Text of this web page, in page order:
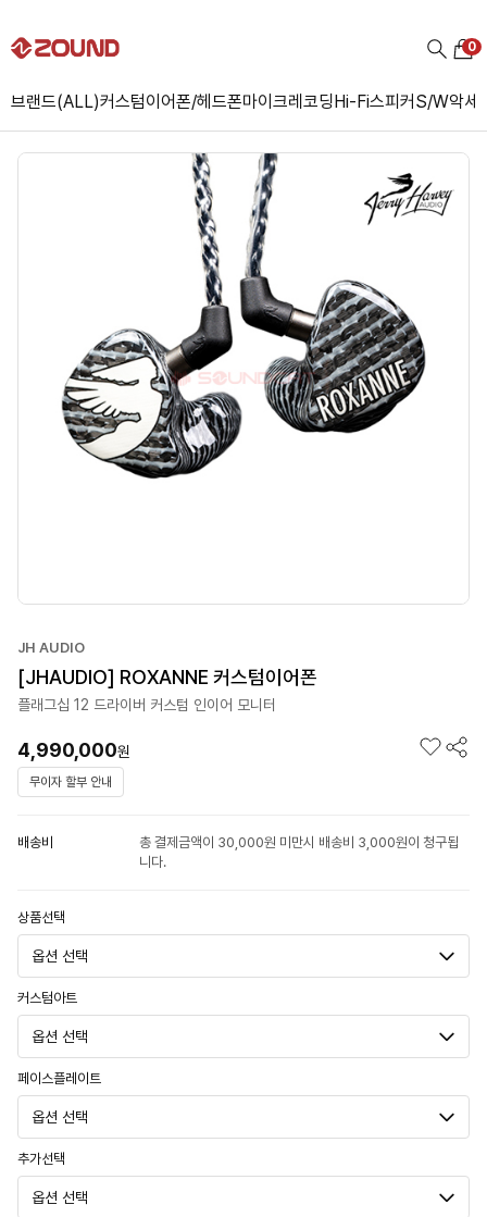
브랜드(ALL)커스텀이어폰/헤드폰마이크레코딩Hi-Fi스피커S/W악세
0
JH AUDIO
[JHAUDIO] ROXANNE 커스텀이어폰
플래그십 12 드라이버 커스텀 인이어 모니터
4,990,000원
무이자 할부 안내
배송비
총 결제금액이 30,000원 미만시 배송비 3,000원이 청구됩
니다.
상품선택
커스텀아트
페이스플레이트
추가선택